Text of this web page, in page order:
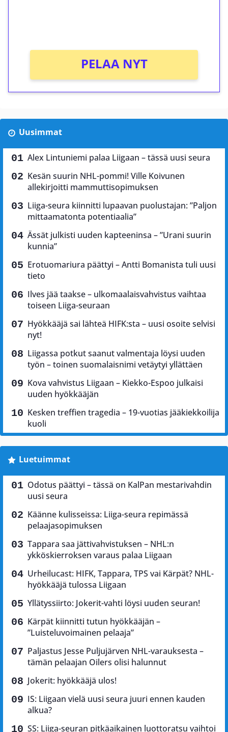
PELAA NYT
Uusimmat
Alex Lintuniemi palaa Liigaan – tässä uusi seura
Kesän suurin NHL-pommi! Ville Koivunen
allekirjoitti mammuttisopimuksen
Liiga-seura kiinnitti lupaavan puolustajan: ”Paljon
mittaamatonta potentiaalia”
Ässät julkisti uuden kapteeninsa – ”Urani suurin
kunnia”
Erotuomariura päättyi – Antti Bomanista tuli uusi
tieto
Ilves jää taakse – ulkomaalaisvahvistus vaihtaa
toiseen Liiga-seuraan
Hyökkääjä sai lähteä HIFK:sta – uusi osoite selvisi
nyt!
Liigassa potkut saanut valmentaja löysi uuden
työn – toinen suomalaisnimi vetäytyi yllättäen
Kova vahvistus Liigaan – Kiekko-Espoo julkaisi
uuden hyökkääjän
Kesken treffien tragedia – 19-vuotias jääkiekkoilija
kuoli
Luetuimmat
Odotus päättyi – tässä on KalPan mestarivahdin
uusi seura
Käänne kulisseissa: Liiga-seura repimässä
pelaajasopimuksen
Tappara saa jättivahvistuksen – NHL:n
ykköskierroksen varaus palaa Liigaan
Urheilucast: HIFK, Tappara, TPS vai Kärpät? NHL-
hyökkääjä tulossa Liigaan
Yllätyssiirto: Jokerit-vahti löysi uuden seuran!
Kärpät kiinnitti tutun hyökkääjän –
”Luisteluvoimainen pelaaja”
Paljastus Jesse Puljujärven NHL-varauksesta –
tämän pelaajan Oilers olisi halunnut
Jokerit: hyökkääjä ulos!
IS: Liigaan vielä uusi seura juuri ennen kauden
alkua?
SS: Liiga-seuran pitkäaikainen luottoratsu vaihtoi